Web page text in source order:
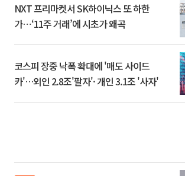
NXT 프리마켓서 SK하이닉스 또 하한
가⋯‘11주 거래’에 시초가 왜곡
코스피 장중 낙폭 확대에 '매도 사이드
카'…외인 2.8조'팔자'· 개인 3.1조 '사자'